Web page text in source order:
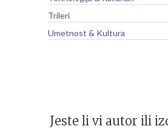
Trileri
Umetnost & Kultura
Jeste li vi autor ili